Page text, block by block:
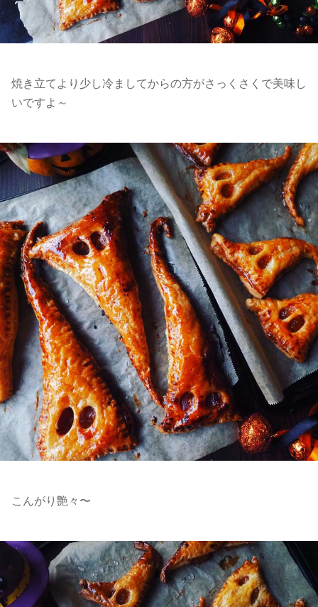
焼き立てより少し冷ましてからの方がさっくさくで美味し
いですよ～
こんがり艶々〜